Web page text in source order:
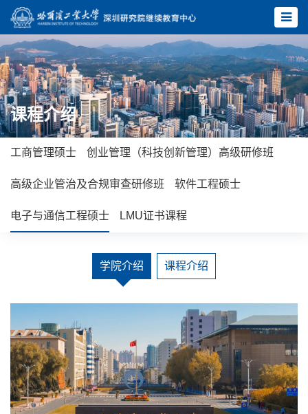
课程介绍
工商管理硕士 创业管理（科技创新管理）高级研修班
高级企业管治及合规审查研修班 软件工程硕士
电子与通信工程硕士 LMU证书课程
学院介绍 课程介绍